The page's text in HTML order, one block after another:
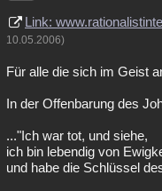
Link:
10.05.2006)
Für alle die sich im Geist
In der Offenbarung des
..."Ich war tot, und siehe,
ich bin lebendig von
und habe die Schlüssel